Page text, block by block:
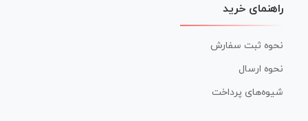
راهنمای خرید
نحوه ثبت سفارش
نحوه ارسال
شیوه‌های پرداخت